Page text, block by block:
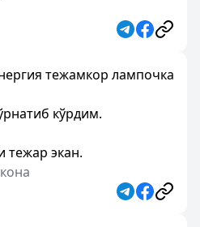
тежамкор лампочка
кўрдим.
тежар экан.